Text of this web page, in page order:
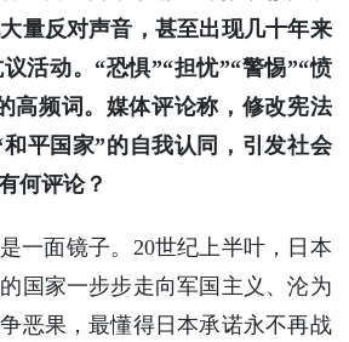
量反对声音，甚至出现几十年来
活动。“恐惧”“担忧”“警惕”“愤
高频词。媒体评论称，修改宪法
平国家”的自我认同，引发社会
何评论？
一面镜子。20世纪上半叶，日本
国家一步步走向军国主义、沦为
恶果，最懂得日本承诺永不再战